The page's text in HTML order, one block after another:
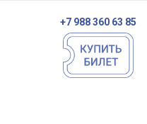
+7 988 360 63 85